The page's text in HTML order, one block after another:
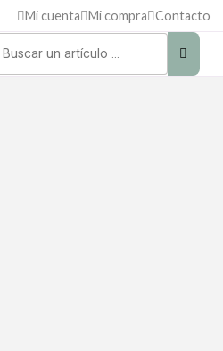
Mi cuenta Mi compra Contacto